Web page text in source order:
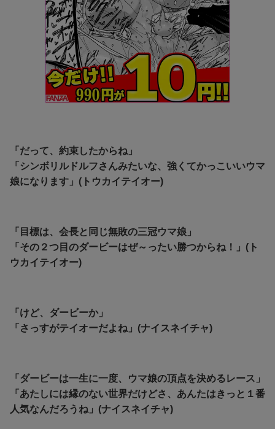
「だって、約束したからね」
「シンボリルドルフさんみたいな、強くてかっこいいウマ
娘になります」(トウカイテイオー)
「目標は、会長と同じ無敗の三冠ウマ娘」
「その２つ目のダービーはぜ～ったい勝つからね！」(ト
ウカイテイオー)
「けど、ダービーか」
「さっすがテイオーだよね」(ナイスネイチャ)
「ダービーは一生に一度、ウマ娘の頂点を決めるレース」
「あたしには縁のない世界だけどさ、あんたはきっと１番
人気なんだろうね」(ナイスネイチャ)